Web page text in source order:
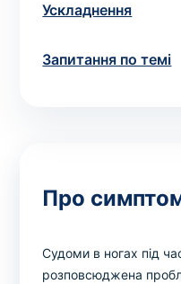
Ускладнення
Запитання по темі
Про
Судоми в ногах під
розповсюджена